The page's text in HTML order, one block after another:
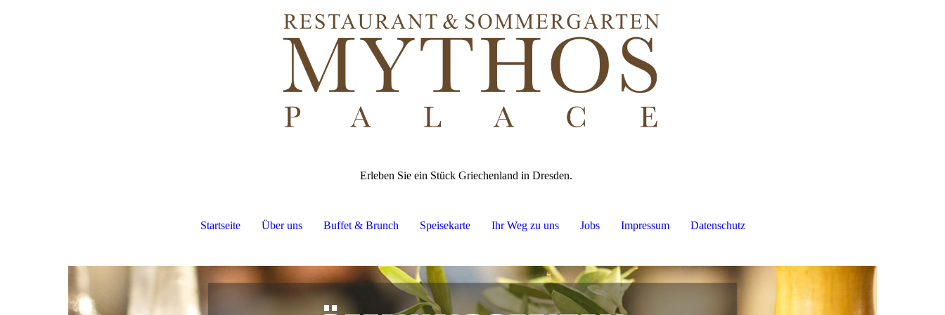
Erleben Sie ein Stück Griechenland in Dresden.
Startseite Über uns Buffet & Brunch Speisekarte Ihr Weg zu uns Jobs Impressum Datenschutz